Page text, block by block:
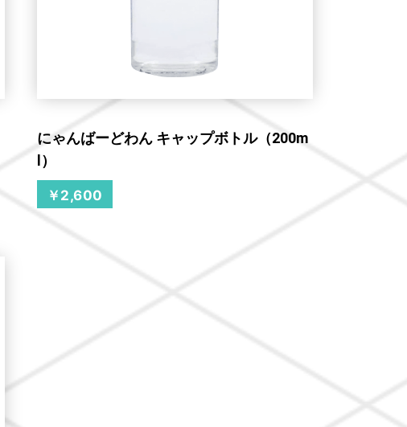
にゃんばーどわん キャップボトル（200m
l）
￥2,600